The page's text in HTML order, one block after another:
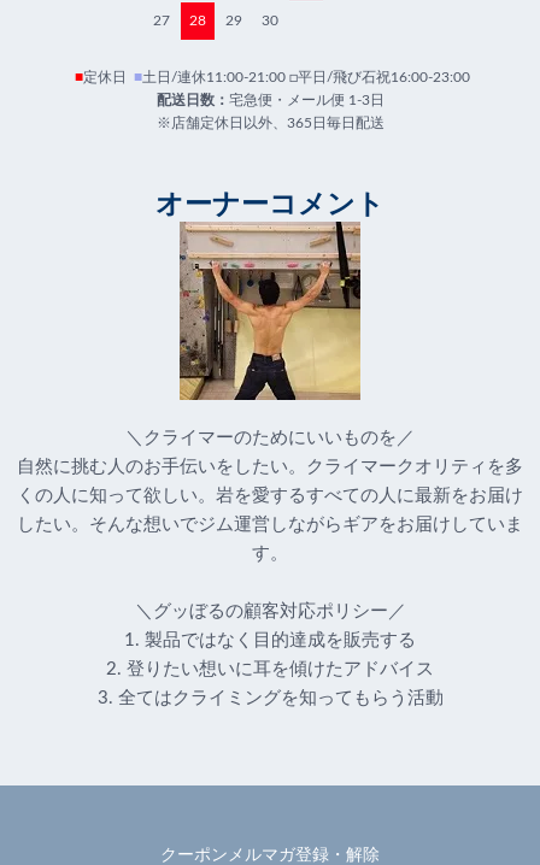
27 28 29 30
■定休日 ■土日/連休11:00-21:00 □平日/飛び石祝16:00-23:00
配送日数： 宅急便・メール便 1-3日
※店舗定休日以外、365日毎日配送
オーナーコメント
＼クライマーのためにいいものを／
自然に挑む人のお手伝いをしたい。クライマークオリティを多
くの人に知って欲しい。岩を愛するすべての人に最新をお届け
したい。そんな想いでジム運営しながらギアをお届けしていま
す。
＼グッぼるの顧客対応ポリシー／
1. 製品ではなく目的達成を販売する
2. 登りたい想いに耳を傾けたアドバイス
3. 全てはクライミングを知ってもらう活動
クーポンメルマガ登録・解除